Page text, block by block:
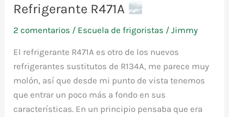
Refrigerante R471A
2 comentarios / Escuela de frigoristas /Jimmy
El refrigerante R471A es otro de los nuevos
refrigerantes sustitutos de R134A, me parece muy
molón, así que desde mi punto de vista tenemos
que entrar un poco más a fondo en sus
características. En un principio pensaba que era